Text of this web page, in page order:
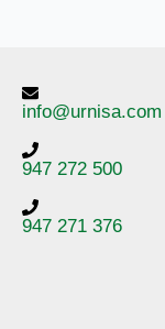
info@urnisa.com
947 272 500
947 271 376